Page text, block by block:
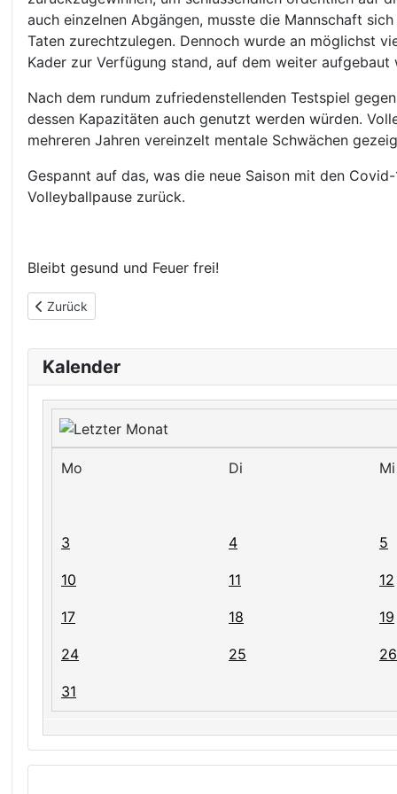
Kalender
Mo Di Mi
3 4 5
10 11 12
17 18 19
24 25 26
31
auch einzelnen Abgängen, musste die Mannschaft
Taten zurechtzulegen. Dennoch wurde an möglichst
Kader zur Verfügung stand, auf dem weiter aufgebaut
Nach dem rundum zufriedenstellenden Testspiel
dessen Kapazitäten auch genutzt werden würden.
mehreren Jahren vereinzelt mentale Schwächen
Gespannt auf das, was die neue Saison mit den
Volleyballpause zurück.
Bleibt gesund und Feuer frei!
Vorheriger Beitrag: Erster Dämpfer für die Herren I
Zurück